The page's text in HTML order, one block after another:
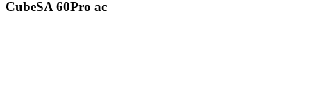
CubeSA 60Pro ac